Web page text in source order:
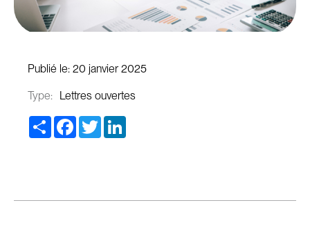
Publié le: 20 janvier 2025
Type: Lettres ouvertes
Share Facebook
Twitter